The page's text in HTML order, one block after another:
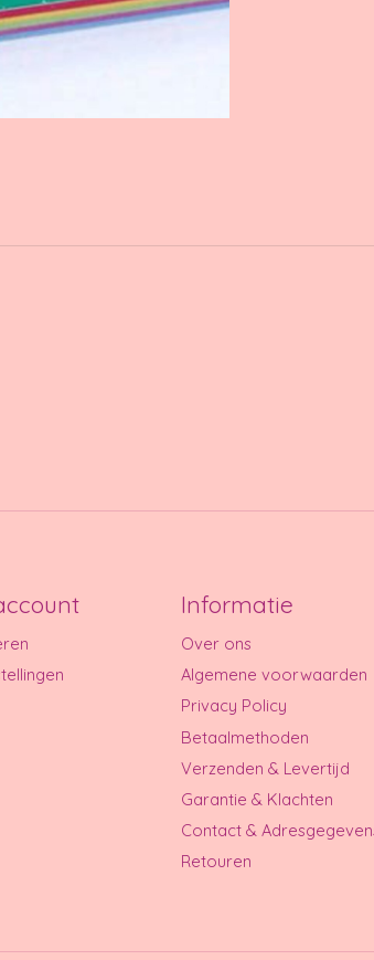
Informatie
Over ons
Algemene voorwaarden
Privacy Policy
Betaalmethoden
Verzenden & Levertijd
Garantie & Klachten
Contact &
Retouren